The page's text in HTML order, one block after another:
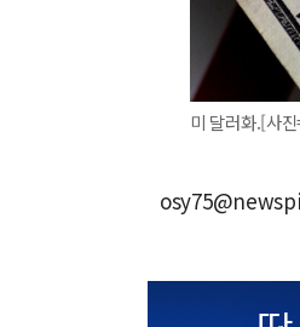
미 달러화.[사